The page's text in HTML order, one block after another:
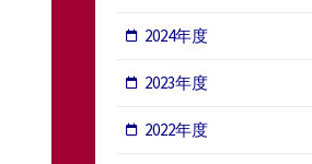
2024年度
2023年度
2022年度